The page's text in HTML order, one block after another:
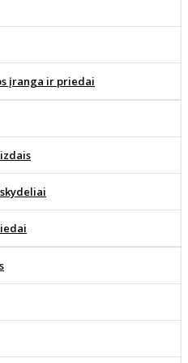
įranga ir priedai